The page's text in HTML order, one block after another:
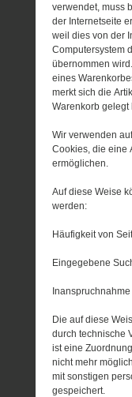
verwendet, muss
der Internetseite
weil dies von der
Computersystem
übernommen
eines
merkt sich die
Warenkorb
Wir verwenden
Cookies, die eine
ermöglichen.
Auf diese Weise
werden:
Häufigkeit von
Eingegebene
Die auf diese
durch technische
ist eine
nicht mehr
mit sonstigen
gespeichert.